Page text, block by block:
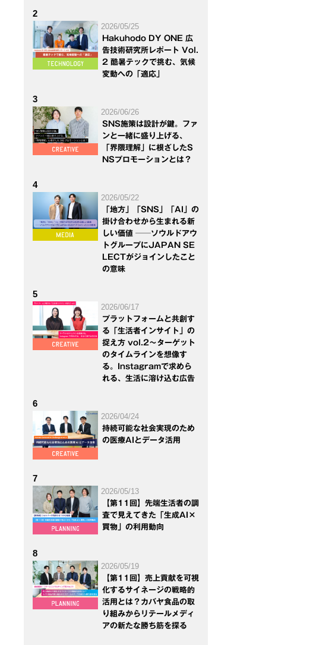
2
2026/05/25
Hakuhodo DY ONE 広
告技術研究所レポート Vol.
2 酷暑テックで挑む、気候
変動への「適応」
3
2026/06/26
SNS施策は設計が鍵。ファ
ンと一緒に盛り上げる、
「界隈理解」に根ざしたS
NSプロモーションとは？
4
2026/05/22
「地方」「SNS」「AI」の
掛け合わせから生まれる新
しい価値 ──ソウルドアウ
トグループにJAPAN SE
LECTがジョインしたこと
の意味
5
2026/06/17
プラットフォームと共創す
る「生活者インサイト」の
捉え方 vol.2～ターゲット
のタイムラインを想像す
る。Instagramで求めら
れる、生活に溶け込む広告
6
2026/04/24
持続可能な社会実現のため
の医療AIとデータ活用
7
2026/05/13
【第11回】先端生活者の調
査で見えてきた「生成AI×
買物」の利用動向
8
2026/05/19
【第11回】売上貢献を可視
化するサイネージの戦略的
活用とは？カバヤ食品の取
り組みからリテールメディ
アの新たな勝ち筋を探る